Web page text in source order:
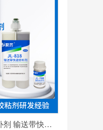
JL-818 快速橡胶修补剂 输送带快速修补